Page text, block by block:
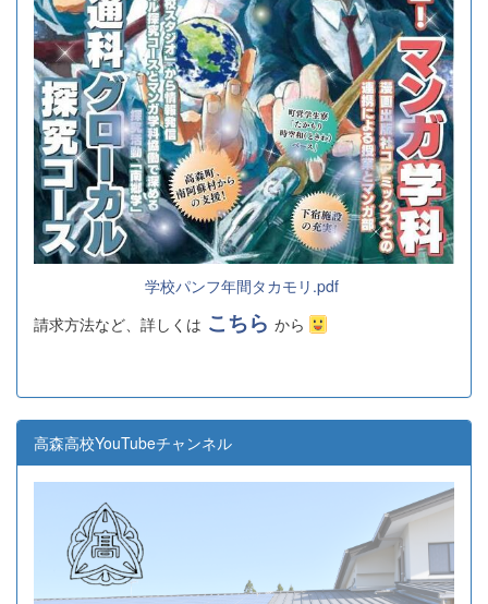
学校パンフ年間タカモリ.pdf
請求方法など、詳しくは こちら から
高森高校YouTubeチャンネル